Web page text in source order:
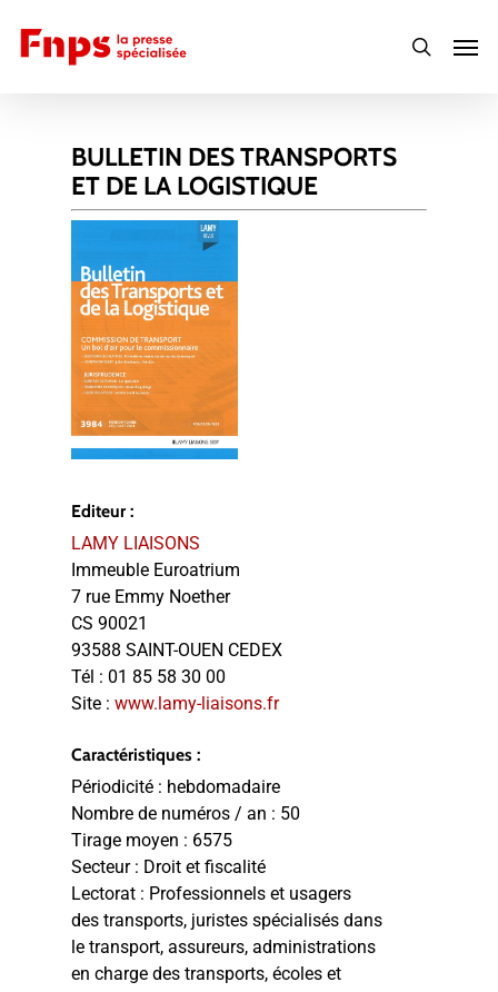
main
search
BULLETIN DES TRANSPORTS
ET DE LA LOGISTIQUE
Editeur :
LAMY LIAISONS
Immeuble Euroatrium
7 rue Emmy Noether
CS 90021
93588 SAINT-OUEN CEDEX
Tél : 01 85 58 30 00
Site : www.lamy-liaisons.fr
Caractéristiques :
Périodicité : hebdomadaire
Nombre de numéros / an : 50
Tirage moyen : 6575
Secteur : Droit et fiscalité
Lectorat : Professionnels et usagers
des transports, juristes spécialisés dans
le transport, assureurs, administrations
en charge des transports, écoles et